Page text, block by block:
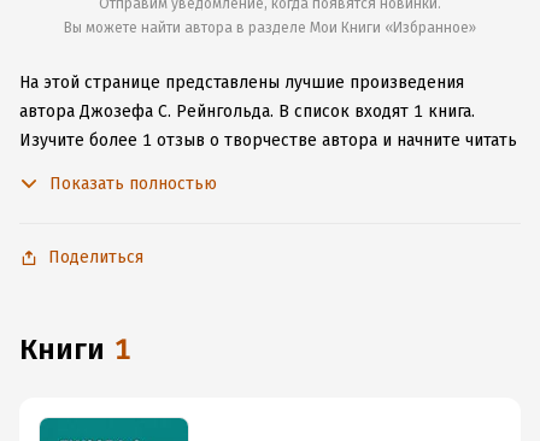
Отправим уведомление, когда появятся новинки.
Вы можете найти автора в разделе Мои Книги «Избранное»
На этой странице представлены лучшие произведения
автора Джозефа С. Рейнгольда. В список входят 1 книга.
Изучите более 1 отзыв о творчестве автора и начните читать
даже без подключения к интернету.
Показать полностью
Поделиться
книги 1